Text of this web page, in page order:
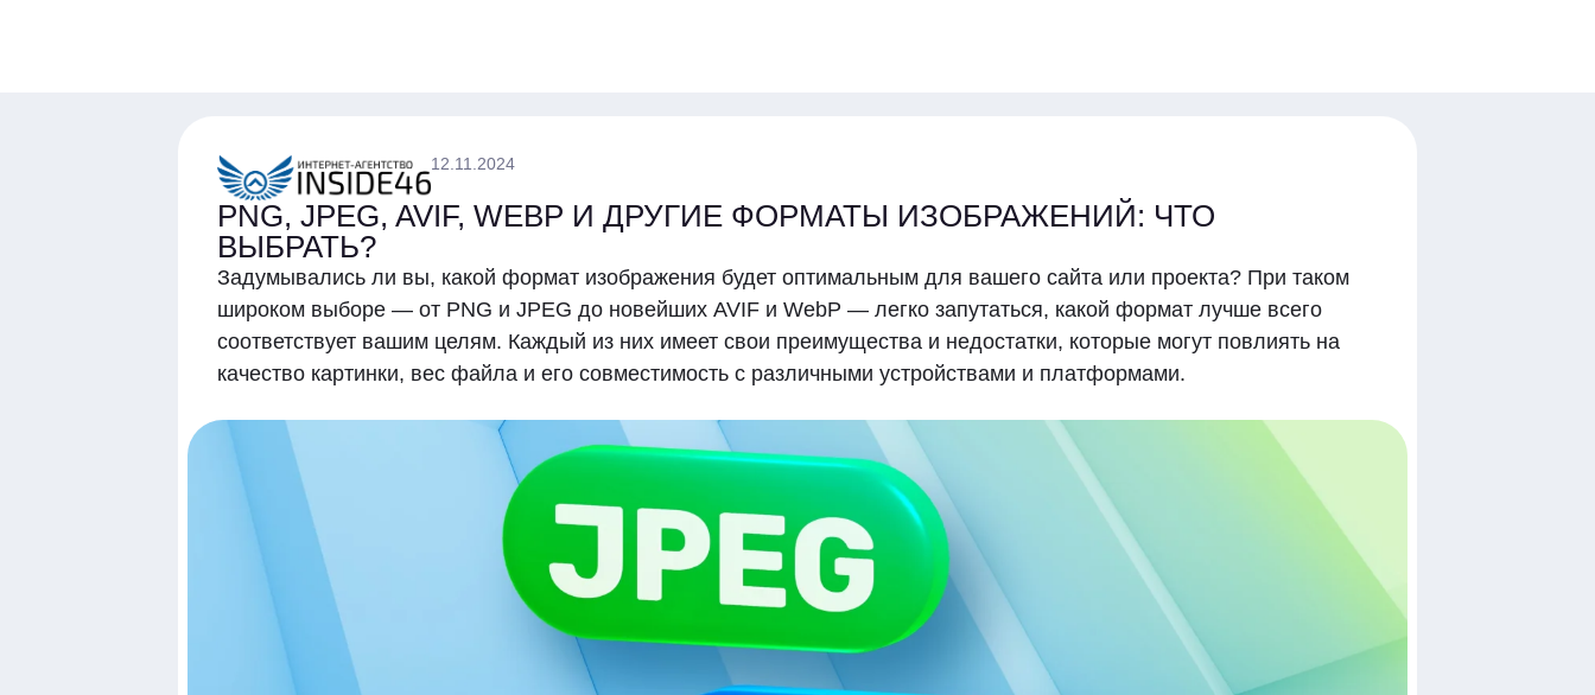
12.11.2024
PNG, JPEG, AVIF, WEBP И ДРУГИЕ ФОРМАТЫ ИЗОБРАЖЕНИЙ: ЧТО
ВЫБРАТЬ?
Задумывались ли вы, какой формат изображения будет оптимальным для вашего сайта или проекта? При таком
широком выборе — от PNG и JPEG до новейших AVIF и WebP — легко запутаться, какой формат лучше всего
соответствует вашим целям. Каждый из них имеет свои преимущества и недостатки, которые могут повлиять на
качество картинки, вес файла и его совместимость с различными устройствами и платформами.